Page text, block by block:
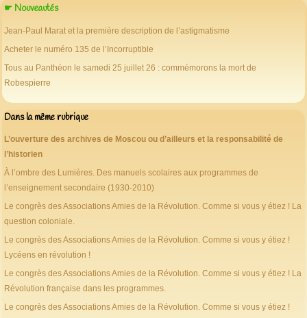
☛ Nouveautés
Jean-Paul Marat et la première description de l’astigmatisme
Acheter le numéro 135 de l’Incorruptible
Tous au Panthéon le samedi 25 juillet 26 : commémorons la mort de
Robespierre
Dans la même rubrique
L’ouverture des archives de Moscou ou d’ailleurs et la responsabilité de
l’historien
À l’ombre des Lumières. Des manuels scolaires aux programmes de
l’enseignement secondaire (1930-2010)
Le congrès des Associations Amies de la Révolution. Comme si vous y étiez ! La
question coloniale.
Le congrès des Associations Amies de la Révolution. Comme si vous y étiez !
Lycéens en révolution !
Le congrès des Associations Amies de la Révolution. Comme si vous y étiez ! La
Révolution française dans les programmes.
Le congrès des Associations Amies de la Révolution. Comme si vous y étiez !